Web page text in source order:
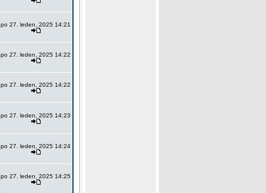
po 27. leden, 2025 14:21
po 27. leden, 2025 14:22
po 27. leden, 2025 14:22
po 27. leden, 2025 14:23
po 27. leden, 2025 14:24
po 27. leden, 2025 14:25